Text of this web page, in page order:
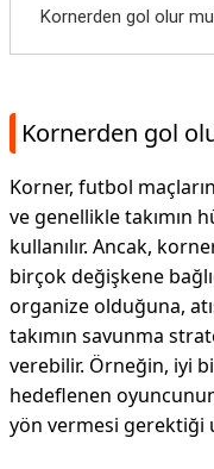
Kornerden gol olur
Kornerden gol
Korner, futbol
ve genellikle takımın
kullanılır. Ancak,
birçok değişkene
organize olduğuna,
takımın savunma
verebilir. Örneğin, iyi
hedeflenen
yön vermesi gerektiği